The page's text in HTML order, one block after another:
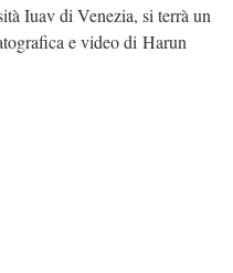
Iuav di Venezia, si terrà un
e video di Harun